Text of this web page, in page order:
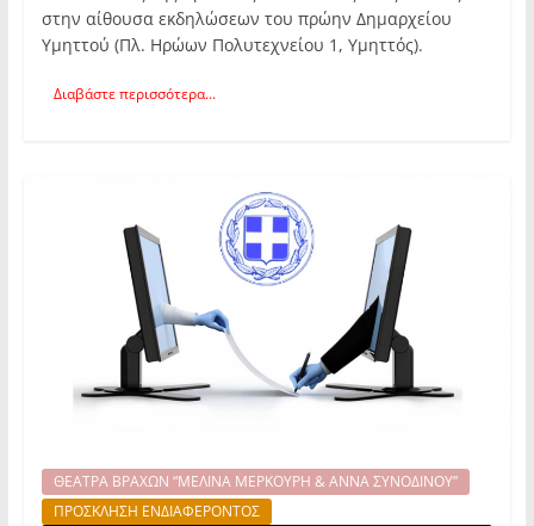
στην αίθουσα εκδηλώσεων του πρώην Δημαρχείου
Υμηττού (Πλ. Ηρώων Πολυτεχνείου 1, Υμηττός).
Διαβάστε περισσότερα...
ΘΕΑΤΡΑ ΒΡΑΧΩΝ “ΜΕΛΙΝΑ ΜΕΡΚΟΥΡΗ & ΑΝΝΑ ΣΥΝΟΔΙΝΟΥ”
ΠΡΟΣΚΛΗΣΗ ΕΝΔΙΑΦΕΡΟΝΤΟΣ